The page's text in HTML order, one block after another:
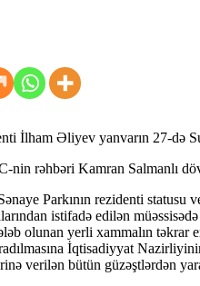
İlham Əliyev yanvarın 27-də
rəhbəri Kamran Salmanlı
Parkının rezidenti statusu
istifadə edilən
olunan yerli xammalın təkrar
İqtisadiyyat
verilən bütün güzəştlərdən